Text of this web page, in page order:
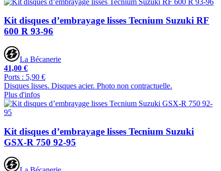
Kit disques d’embrayage lisses Tecnium Suzuki RF
600 R 93-96
La Bécanerie
41,00 €
Ports : 5,90 €
Disques lisses. Disques acier. Photo non contractuelle.
Plus d'infos
Kit disques d’embrayage lisses Tecnium Suzuki
GSX-R 750 92-95